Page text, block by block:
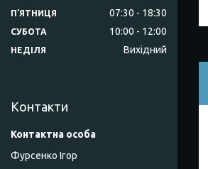
ПʼЯТНИЦЯ 07:30 18:30
СУБОТА 10:00 12:00
НЕДІЛЯ Вихідний
Контакти
Фурсенко Ігор